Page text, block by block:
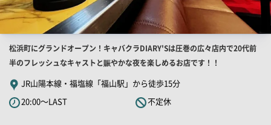
店
舗
PR
キ
ャ
松浜町にグランドオープン！キャバクラDIARY'Sは圧巻の広々店内で20代前
半のフレッシュなキャストと賑やかな夜を楽しめるお店です！！
JR山陽本線・福塩線「福山駅」から徒歩15分
20:00～LAST
不定休